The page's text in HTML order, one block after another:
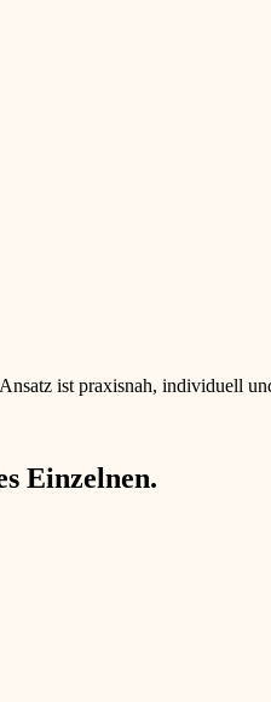
ist praxisnah, individuell
Einzelnen.